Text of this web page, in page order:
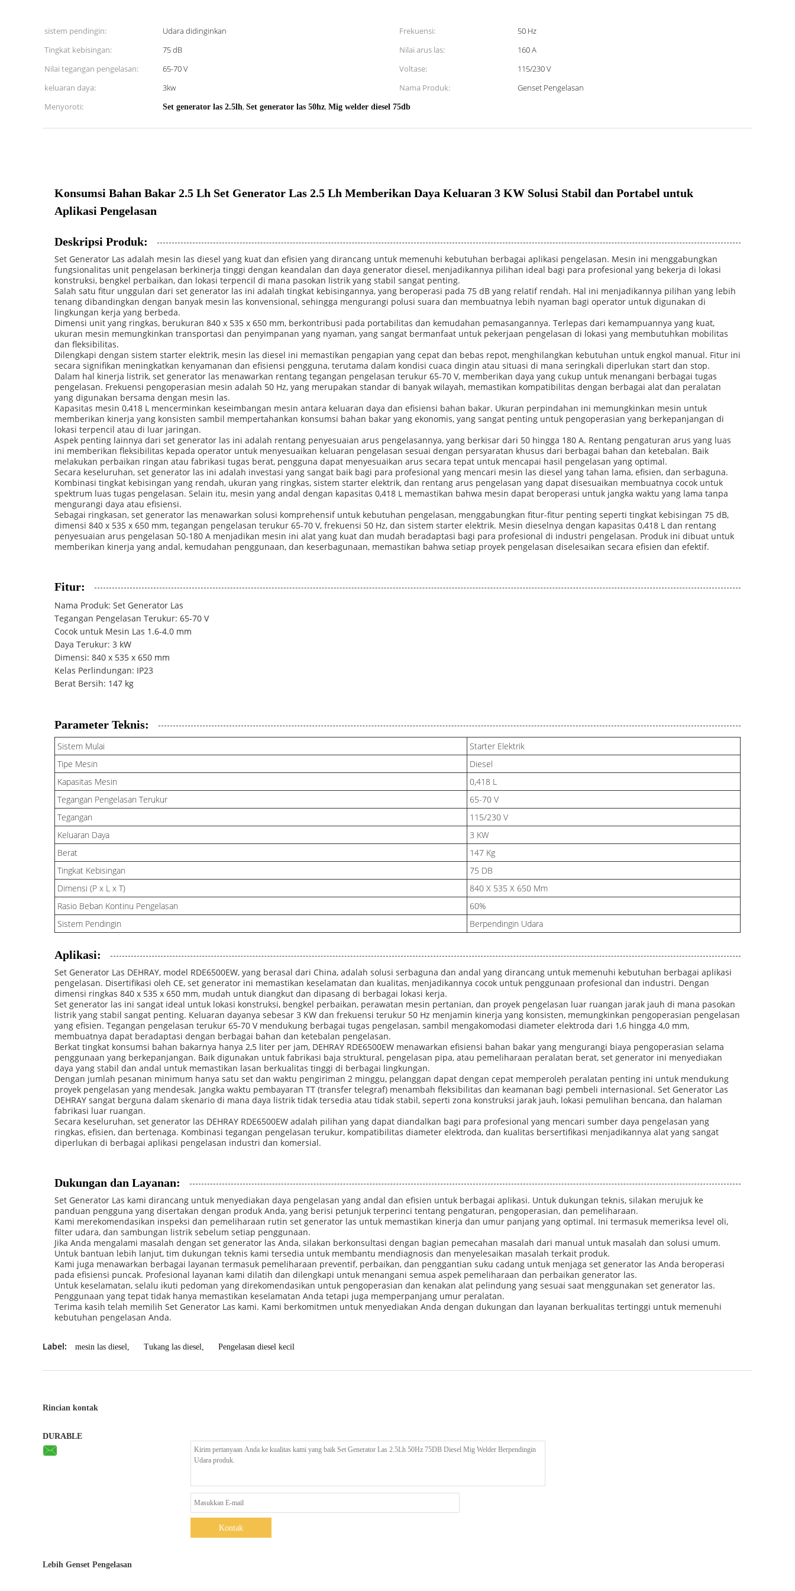
sistem pendingin: Udara didinginkan Frekuensi:
50 Hz
Tingkat kebisingan:
75 dB Nilai arus las:
160 A
Nilai tegangan pengelasan:
65-70 V Voltase:
115/230 V
keluaran daya:
3kw Nama Produk:
Genset Pengelasan
Menyoroti:
Set generator las 2.5lh, Set generator las 50hz, Mig welder diesel 75db
Konsumsi Bahan Bakar 2.5 Lh Set Generator Las 2.5 Lh Memberikan Daya Keluaran 3 KW Solusi Stabil dan Portabel untuk
Aplikasi Pengelasan
Deskripsi Produk:
Set Generator Las adalah mesin las diesel yang kuat dan efisien yang dirancang untuk memenuhi kebutuhan berbagai aplikasi pengelasan. Mesin ini menggabungkan
fungsionalitas unit pengelasan berkinerja tinggi dengan keandalan dan daya generator diesel, menjadikannya pilihan ideal bagi para profesional yang bekerja di lokasi
konstruksi, bengkel perbaikan, dan lokasi terpencil di mana pasokan listrik yang stabil sangat penting.
Salah satu fitur unggulan dari set generator las ini adalah tingkat kebisingannya, yang beroperasi pada 75 dB yang relatif rendah. Hal ini menjadikannya pilihan yang lebih
tenang dibandingkan dengan banyak mesin las konvensional, sehingga mengurangi polusi suara dan membuatnya lebih nyaman bagi operator untuk digunakan di
lingkungan kerja yang berbeda.
Dimensi unit yang ringkas, berukuran 840 x 535 x 650 mm, berkontribusi pada portabilitas dan kemudahan pemasangannya. Terlepas dari kemampuannya yang kuat,
ukuran mesin memungkinkan transportasi dan penyimpanan yang nyaman, yang sangat bermanfaat untuk pekerjaan pengelasan di lokasi yang membutuhkan mobilitas
dan fleksibilitas.
Dilengkapi dengan sistem starter elektrik, mesin las diesel ini memastikan pengapian yang cepat dan bebas repot, menghilangkan kebutuhan untuk engkol manual. Fitur ini
secara signifikan meningkatkan kenyamanan dan efisiensi pengguna, terutama dalam kondisi cuaca dingin atau situasi di mana seringkali diperlukan start dan stop.
Dalam hal kinerja listrik, set generator las menawarkan rentang tegangan pengelasan terukur 65-70 V, memberikan daya yang cukup untuk menangani berbagai tugas
pengelasan. Frekuensi pengoperasian mesin adalah 50 Hz, yang merupakan standar di banyak wilayah, memastikan kompatibilitas dengan berbagai alat dan peralatan
yang digunakan bersama dengan mesin las.
Kapasitas mesin 0,418 L mencerminkan keseimbangan mesin antara keluaran daya dan efisiensi bahan bakar. Ukuran perpindahan ini memungkinkan mesin untuk
memberikan kinerja yang konsisten sambil mempertahankan konsumsi bahan bakar yang ekonomis, yang sangat penting untuk pengoperasian yang berkepanjangan di
lokasi terpencil atau di luar jaringan.
Aspek penting lainnya dari set generator las ini adalah rentang penyesuaian arus pengelasannya, yang berkisar dari 50 hingga 180 A. Rentang pengaturan arus yang luas
ini memberikan fleksibilitas kepada operator untuk menyesuaikan keluaran pengelasan sesuai dengan persyaratan khusus dari berbagai bahan dan ketebalan. Baik
melakukan perbaikan ringan atau fabrikasi tugas berat, pengguna dapat menyesuaikan arus secara tepat untuk mencapai hasil pengelasan yang optimal.
Secara keseluruhan, set generator las ini adalah investasi yang sangat baik bagi para profesional yang mencari mesin las diesel yang tahan lama, efisien, dan serbaguna.
Kombinasi tingkat kebisingan yang rendah, ukuran yang ringkas, sistem starter elektrik, dan rentang arus pengelasan yang dapat disesuaikan membuatnya cocok untuk
spektrum luas tugas pengelasan. Selain itu, mesin yang andal dengan kapasitas 0,418 L memastikan bahwa mesin dapat beroperasi untuk jangka waktu yang lama tanpa
mengurangi daya atau efisiensi.
Sebagai ringkasan, set generator las menawarkan solusi komprehensif untuk kebutuhan pengelasan, menggabungkan fitur-fitur penting seperti tingkat kebisingan 75 dB,
dimensi 840 x 535 x 650 mm, tegangan pengelasan terukur 65-70 V, frekuensi 50 Hz, dan sistem starter elektrik. Mesin dieselnya dengan kapasitas 0,418 L dan rentang
penyesuaian arus pengelasan 50-180 A menjadikan mesin ini alat yang kuat dan mudah beradaptasi bagi para profesional di industri pengelasan. Produk ini dibuat untuk
memberikan kinerja yang andal, kemudahan penggunaan, dan keserbagunaan, memastikan bahwa setiap proyek pengelasan diselesaikan secara efisien dan efektif.
Fitur:
Nama Produk: Set Generator Las
Tegangan Pengelasan Terukur: 65-70 V
Cocok untuk Mesin Las 1.6-4.0 mm
Daya Terukur: 3 kW
Dimensi: 840 x 535 x 650 mm
Kelas Perlindungan: IP23
Berat Bersih: 147 kg
Parameter Teknis:
Sistem Mulai
Starter Elektrik
Tipe Mesin
Diesel
Kapasitas Mesin
0,418 L
Tegangan Pengelasan Terukur
65-70 V
Tegangan
115/230 V
Keluaran Daya
3 KW
Berat
147 Kg
Tingkat Kebisingan
75 DB
Dimensi (P x L x T)
840 X 535 X 650 Mm
Rasio Beban Kontinu Pengelasan
60%
Sistem Pendingin
Berpendingin Udara
Aplikasi:
Set Generator Las DEHRAY, model RDE6500EW, yang berasal dari China, adalah solusi serbaguna dan andal yang dirancang untuk memenuhi kebutuhan berbagai aplikasi
pengelasan. Disertifikasi oleh CE, set generator ini memastikan keselamatan dan kualitas, menjadikannya cocok untuk penggunaan profesional dan industri. Dengan
dimensi ringkas 840 x 535 x 650 mm, mudah untuk diangkut dan dipasang di berbagai lokasi kerja.
Set generator las ini sangat ideal untuk lokasi konstruksi, bengkel perbaikan, perawatan mesin pertanian, dan proyek pengelasan luar ruangan jarak jauh di mana pasokan
listrik yang stabil sangat penting. Keluaran dayanya sebesar 3 KW dan frekuensi terukur 50 Hz menjamin kinerja yang konsisten, memungkinkan pengoperasian pengelasan
yang efisien. Tegangan pengelasan terukur 65-70 V mendukung berbagai tugas pengelasan, sambil mengakomodasi diameter elektroda dari 1,6 hingga 4,0 mm,
membuatnya dapat beradaptasi dengan berbagai bahan dan ketebalan pengelasan.
Berkat tingkat konsumsi bahan bakarnya hanya 2,5 liter per jam, DEHRAY RDE6500EW menawarkan efisiensi bahan bakar yang mengurangi biaya pengoperasian selama
penggunaan yang berkepanjangan. Baik digunakan untuk fabrikasi baja struktural, pengelasan pipa, atau pemeliharaan peralatan berat, set generator ini menyediakan
daya yang stabil dan andal untuk memastikan lasan berkualitas tinggi di berbagai lingkungan.
Dengan jumlah pesanan minimum hanya satu set dan waktu pengiriman 2 minggu, pelanggan dapat dengan cepat memperoleh peralatan penting ini untuk mendukung
proyek pengelasan yang mendesak. Jangka waktu pembayaran TT (transfer telegraf) menambah fleksibilitas dan keamanan bagi pembeli internasional. Set Generator Las
DEHRAY sangat berguna dalam skenario di mana daya listrik tidak tersedia atau tidak stabil, seperti zona konstruksi jarak jauh, lokasi pemulihan bencana, dan halaman
fabrikasi luar ruangan.
Secara keseluruhan, set generator las DEHRAY RDE6500EW adalah pilihan yang dapat diandalkan bagi para profesional yang mencari sumber daya pengelasan yang
ringkas, efisien, dan bertenaga. Kombinasi tegangan pengelasan terukur, kompatibilitas diameter elektroda, dan kualitas bersertifikasi menjadikannya alat yang sangat
diperlukan di berbagai aplikasi pengelasan industri dan komersial.
Dukungan dan Layanan:
Set Generator Las kami dirancang untuk menyediakan daya pengelasan yang andal dan efisien untuk berbagai aplikasi. Untuk dukungan teknis, silakan merujuk ke
panduan pengguna yang disertakan dengan produk Anda, yang berisi petunjuk terperinci tentang pengaturan, pengoperasian, dan pemeliharaan.
Kami merekomendasikan inspeksi dan pemeliharaan rutin set generator las untuk memastikan kinerja dan umur panjang yang optimal. Ini termasuk memeriksa level oli,
filter udara, dan sambungan listrik sebelum setiap penggunaan.
Jika Anda mengalami masalah dengan set generator las Anda, silakan berkonsultasi dengan bagian pemecahan masalah dari manual untuk masalah dan solusi umum.
Untuk bantuan lebih lanjut, tim dukungan teknis kami tersedia untuk membantu mendiagnosis dan menyelesaikan masalah terkait produk.
Kami juga menawarkan berbagai layanan termasuk pemeliharaan preventif, perbaikan, dan penggantian suku cadang untuk menjaga set generator las Anda beroperasi
pada efisiensi puncak. Profesional layanan kami dilatih dan dilengkapi untuk menangani semua aspek pemeliharaan dan perbaikan generator las.
Untuk keselamatan, selalu ikuti pedoman yang direkomendasikan untuk pengoperasian dan kenakan alat pelindung yang sesuai saat menggunakan set generator las.
Penggunaan yang tepat tidak hanya memastikan keselamatan Anda tetapi juga memperpanjang umur peralatan.
Terima kasih telah memilih Set Generator Las kami. Kami berkomitmen untuk menyediakan Anda dengan dukungan dan layanan berkualitas tertinggi untuk memenuhi
kebutuhan pengelasan Anda.
Label: mesin las diesel, Tukang las diesel, Pengelasan diesel kecil
Rincian kontak
DURABLE
Kontak
Lebih Genset Pengelasan